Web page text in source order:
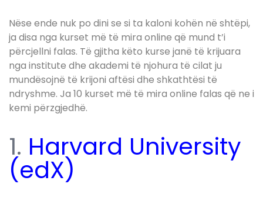
Nëse ende nuk po dini se si ta kaloni kohën në shtëpi,
ja disa nga kurset më të mira online që mund t’i
përcjellni falas. Të gjitha këto kurse janë të krijuara
nga institute dhe akademi të njohura të cilat ju
mundësojnë të krijoni aftësi dhe shkathtësi të
ndryshme. Ja 10 kurset më të mira online falas që ne i
kemi përzgjedhë.
1. Harvard University
(edX)